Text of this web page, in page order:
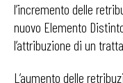
l’incremento delle
nuovo Elemento
l’attribuzione di un
L’aumento delle